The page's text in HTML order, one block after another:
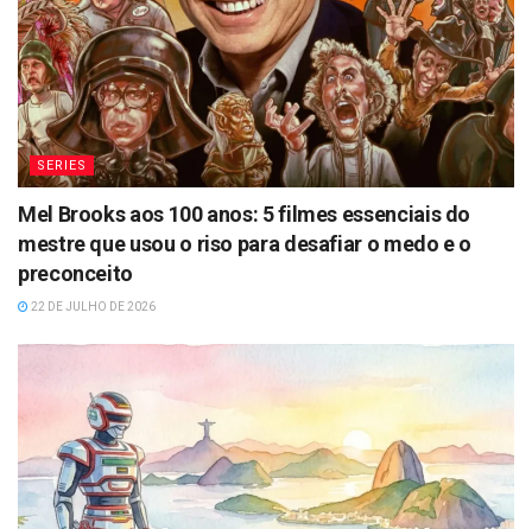
SERIES
Mel Brooks aos 100 anos: 5 filmes essenciais do
mestre que usou o riso para desafiar o medo e o
preconceito
22 DE JULHO DE 2026